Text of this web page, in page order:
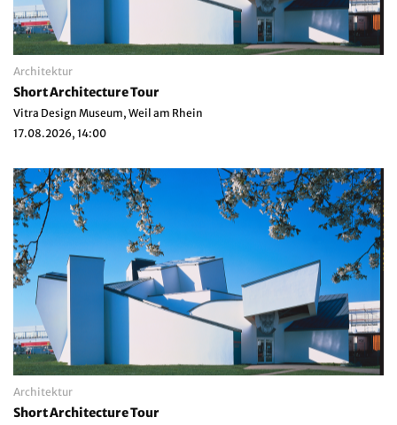
Architektur
Short Architecture Tour
Vitra Design Museum, Weil am Rhein
17.08.2026, 14:00
Architektur
Short Architecture Tour